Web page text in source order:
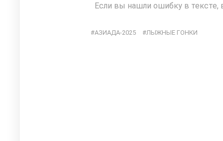
Если вы нашли ошибку в
АЗИАДА-2025 ЛЫЖНЫЕ ГОНКИ